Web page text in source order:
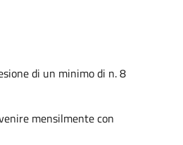
di un minimo di n. 8
mensilmente con